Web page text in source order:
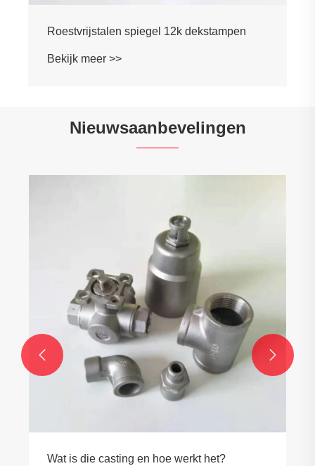
Roestvrijstalen spiegel 12k dekstampen
Bekijk meer >>
Nieuwsaanbevelingen
Wat is die casting en hoe werkt het?
 